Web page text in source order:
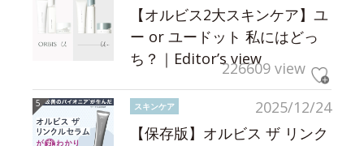
【オルビス2大スキンケア】ユ
ー or ユードット 私にはどっ
ち？｜Editor’s view226609 view
2025/12/24
スキンケア
【保存版】オルビス ザ リンク